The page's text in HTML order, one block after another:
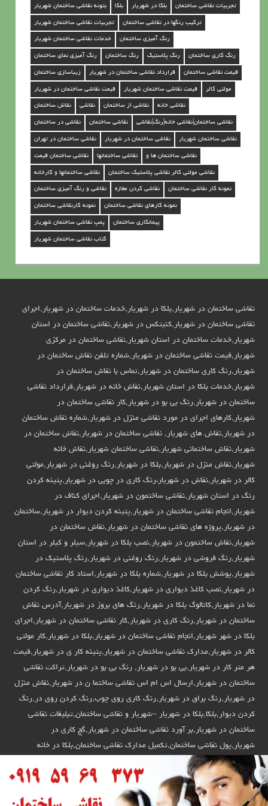
بتونه نقاشی ساختمان شهریار بلکا بلکا در شهریار تجربیات نقاشی ساختمان
تجربیات نقاشی ساختمان شهریار ترکیب رنگها در نقاشی ساختمان
خدمات نقاشی ساختمان شهریار رنگ آمیزی ساختمان
رنگ آمیزی نمای ساختمان رنگ ساختمان رنگ پلاستیک رنگ کاری ساختمان
زیباسازی ساختمان قرارداد نقاشی ساختمان در شهریار قیمت نقاشی ساختمان
قیمت نقاشی ساختمان در شهریار قیمت نقاشی ساختمان شهریار مولتی کالر
نقاش ساختمان نقاشی نقاشی از ساختمان نقاشی خانه
نقاشی در ساختمان نقاشی ساختمان نقاشی ساختمان|نقاشی خانه|رنگ|نقاشی
نقاشی ساختمان در تهران نقاشی ساختمان در شهریار نقاشی ساختمان شهریار
نقاشی ساختمان قیمت نقاشی ساختمانها نقاشی ساختمان ها و
نقاشی ساختمانها و کارخانه نقاشی مولتی کالر نقاشی پلاستیک ساختمان
نقاشی و رنگ آمیزی ساختمان نقاشی کردن مغازه نمونه کار نقاشی ساختمان
نمونه کارنقاشی ساختمان نمونه کارهای نقاشی ساختمان
پمپ نقاشی ساختمان شهریار پیمانکاری ساختمان
کتاب نقاشی ساختمان شهریار
نقاشی ساختمان در شهریار,بلکا در شهریار,خدمات ساختمان در شهریار,اجرای
نقاشی ساختمان در شهریار,کنیتکس در شهریار,نقاشی ساختمان در استان
شهریار,خدمات ساختمان در استان شهریار,نقاشی ساختمان در مرکزی
شهریار,قیمت نقاشی ساختمان در شهریار,شماره تلفن نقاش ساختمان در
شهریار,رنگ کاری ساختمان در شهریار,تماس با نقاش ساختمان در
شهریار,خدمات بلکا در استان شهریار,نقاش خانه در شهریار,قرارداد نقاشی
ساختمان در شهریار,رنگ بی بو در شهریار,کار نقاشی ساختمان در
شهریار,کارهای اجرای در مورد نقاشی منزل در شهریار,شماره نقاش ساختمان
در شهریار,نقاش های شهریار, نقاشی ساختمان در شهریار,نقاش ساختمان در
شهریار,نقاش ساختمانی شهریار,نقاشی ساختمان شهریار,نقاش خانه
شهریار,نقاش منزل در شهریار,بلکا در شهریار,رنگ روغنی در شهریار,مولتی
کالر در شهریار,نقاش در شهریار،رنگ کاری در چوبی در شهریار,پتینه کردن
رنگ در استان شهریار,نقاشی ساختمون در شهریار,اجرای کناف در
شهریار,انجام نقاشی ساختمان در شهریار,پتینه کردن دیوار در شهریار,ساختمان
در شهریار,پروژه های نقاشی ساختمان در شهریار,نقاش ساختمان در
شهریار,نقاش ساختمون در شهریار,نصب بلکا در شهریار,سیلر و کیلر در استان
شهریار,رنگ فروشی در شهریار,رنگ روغنی در شهریار,رنگ پلاستیک در
شهریار,پوشش بلکا در شهریار,شماره بلکا در شهریار,استاد کار نقاشی ساختمان
در شهریار,نصب کاغذ دیواری در شهریار,کاغذ دیواری در شهریار,رنگ کردن
نما در شهریار,کاتالوگ بلکا در شهریار,رنگ های بروز در شهریار,آدرس نقاش
ساختمان در شهریار,رنگ کاری در شهریار,کار نقاشی ساختمان در شهریار,اجرای
بلکا در شهر شهریار,انجام نقاشی ساختمان در شهریار,بلکا در شهریار,کار مولتی
کالر در شهریار,مدارک نقاشی ساختمان در شهریار,پتینه کار ی در شهریار,قیمت
هر متر کار در شهریار,بی بو در شهریار, رنگ بی بو در شهریار,تراکت نقاشی
ساختمان در شهریار,ارسال اس ام اس نقاشی ساختما ن در شهریار,نقاش منزل
در شهریار,رنگ براق در شهریار,رنگ کاری روی چوب,رنگ کردن روی در,رنگ
کردن دیوار,بلکا,بلکا در شهریار –شهریار و نقاشی ساختمان,تبلیغات نقاشی
ساختمان در شهریار,بر آورد نقاشی ساختمان در شهریار,گچ کاری در
شهریار,پول نقاشی ساختمان,تکمیل مدارک نقاشی ساختمان,بلکا در خانه
شهریار,نقاش ساختمان در استان شهریار,نقاش ساختمان در استان شهریار,رنگ
کردن ساختمان در شهریار,پتینه ساخمان در استان شهریار,برای نقاش ساختمان
در شهریار,دیوار رنگ کردن در استان شهریار,کنتکس در استان شهریار,نقاشی